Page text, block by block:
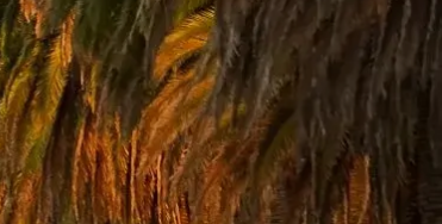
online
Tus
ómnibus